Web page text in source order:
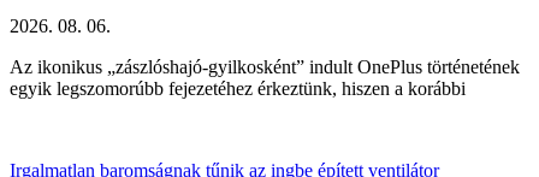
2026. 08. 06.
Az ikonikus „zászlóshajó-gyilkosként” indult OnePlus történetének
egyik legszomorúbb fejezetéhez érkeztünk, hiszen a korábbi
Irgalmatlan baromságnak tűnik az ingbe épített ventilátor